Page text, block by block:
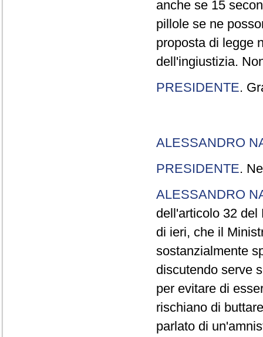
anche se 15
pillole se ne
proposta di legge
dell'ingiustizia.
PRESIDENTE.
ALESSANDRO
PRESIDENTE.
ALESSANDRO
dell'articolo 32 del
di ieri, che il
sostanzialmente
discutendo serve
per evitare di
rischiano di
parlato di